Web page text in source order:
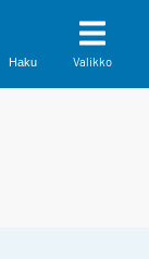
Haku Valikko